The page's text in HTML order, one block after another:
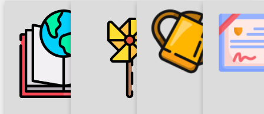
i
FORMAÇÃO
INFÂNCIA E
ADOLESCÊNCIA
FRANCISCANA
REDE DE
BENFEITORES